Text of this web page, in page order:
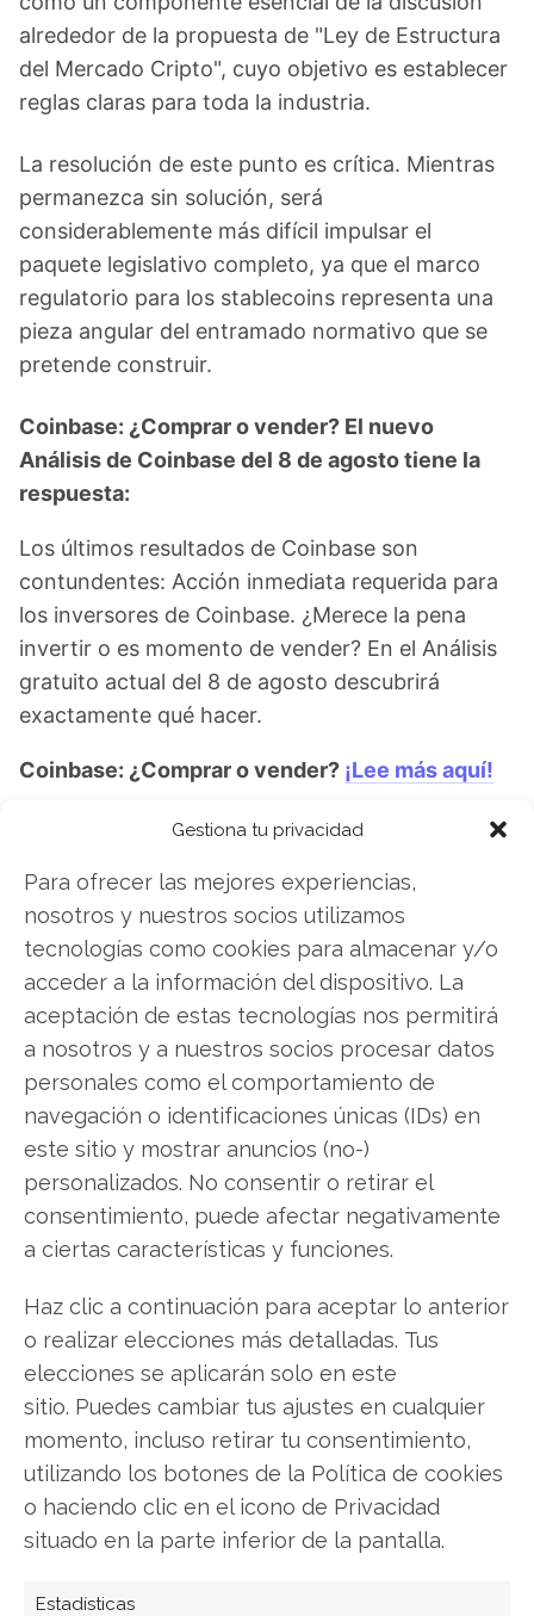
Gestiona tu privacidad
Para ofrecer las mejores experiencias,
nosotros y nuestros socios utilizamos
tecnologías como cookies para almacenar y/o
acceder a la información del dispositivo. La
aceptación de estas tecnologías nos permitirá
a nosotros y a nuestros socios procesar datos
personales como el comportamiento de
navegación o identificaciones únicas (IDs) en
este sitio y mostrar anuncios (no-)
personalizados. No consentir o retirar el
consentimiento, puede afectar negativamente
a ciertas características y funciones.
Haz clic a continuación para aceptar lo anterior
o realizar elecciones más detalladas. Tus
elecciones se aplicarán solo en este
sitio. Puedes cambiar tus ajustes en cualquier
momento, incluso retirar tu consentimiento,
utilizando los botones de la Política de cookies
o haciendo clic en el icono de Privacidad
situado en la parte inferior de la pantalla.
Estadísticas
alrededor de la propuesta de "Ley de Estructura
del Mercado Cripto", cuyo objetivo es establecer
reglas claras para toda la industria.
La resolución de este punto es crítica. Mientras
permanezca sin solución, será
considerablemente más difícil impulsar el
paquete legislativo completo, ya que el marco
regulatorio para los stablecoins representa una
pieza angular del entramado normativo que se
pretende construir.
Coinbase: ¿Comprar o vender? El nuevo
Análisis de Coinbase del 8 de agosto tiene la
respuesta:
Los últimos resultados de Coinbase son
contundentes: Acción inmediata requerida para
los inversores de Coinbase. ¿Merece la pena
invertir o es momento de vender? En el Análisis
gratuito actual del 8 de agosto descubrirá
exactamente qué hacer.
Coinbase: ¿Comprar o vender? ¡Lee más aquí!
Coinbase
Compartir este artículo
Twitter
Facebook
LinkedIn
Copiar enlace
SOBRE EL AUTOR
Laura Fernández Silva
Analista tecnológica enfocada en innovación digital,
comercio electrónico y aplicaciones móviles.